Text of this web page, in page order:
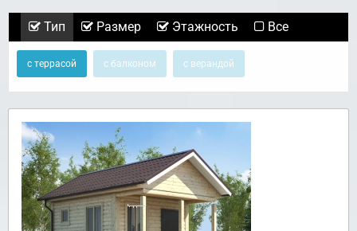
Тип Размер Этажность Все
с террасой с балконом с верандой